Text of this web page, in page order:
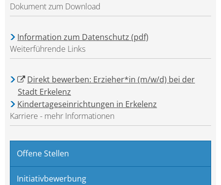
Dokument zum Download
Information zum Datenschutz (pdf)
Weiterführende Links
Direkt bewerben: Erzieher*in (m/w/d) bei der
Stadt Erkelenz
Kindertageseinrichtungen in Erkelenz
Karriere - mehr Informationen
Offene Stellen
Initiativbewerbung